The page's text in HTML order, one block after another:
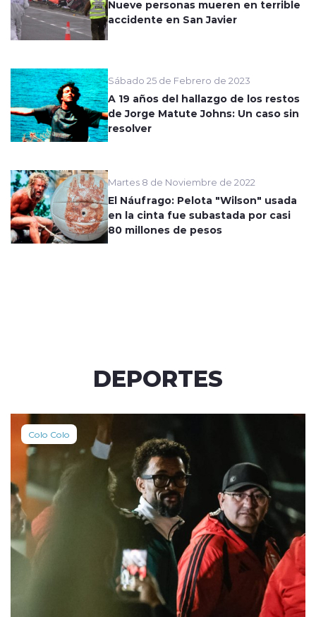
Nueve personas mueren en terrible
accidente en San Javier
Sábado 25 de Febrero de 2023
A 19 años del hallazgo de los restos
de Jorge Matute Johns: Un caso sin
resolver
Martes 8 de Noviembre de 2022
El Náufrago: Pelota "Wilson" usada
en la cinta fue subastada por casi
80 millones de pesos
DEPORTES
Colo Colo